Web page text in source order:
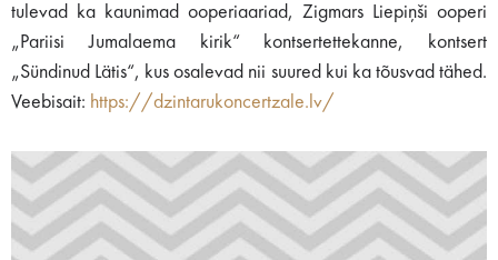
tulevad ka kaunimad ooperiaariad, Zigmars Liepiņši ooperi
„Pariisi Jumalaema kirik“ kontsertettekanne, kontsert
„Sündinud Lätis“, kus osalevad nii suured kui ka tõusvad tähed.
Veebisait: https://dzintarukoncertzale.lv/